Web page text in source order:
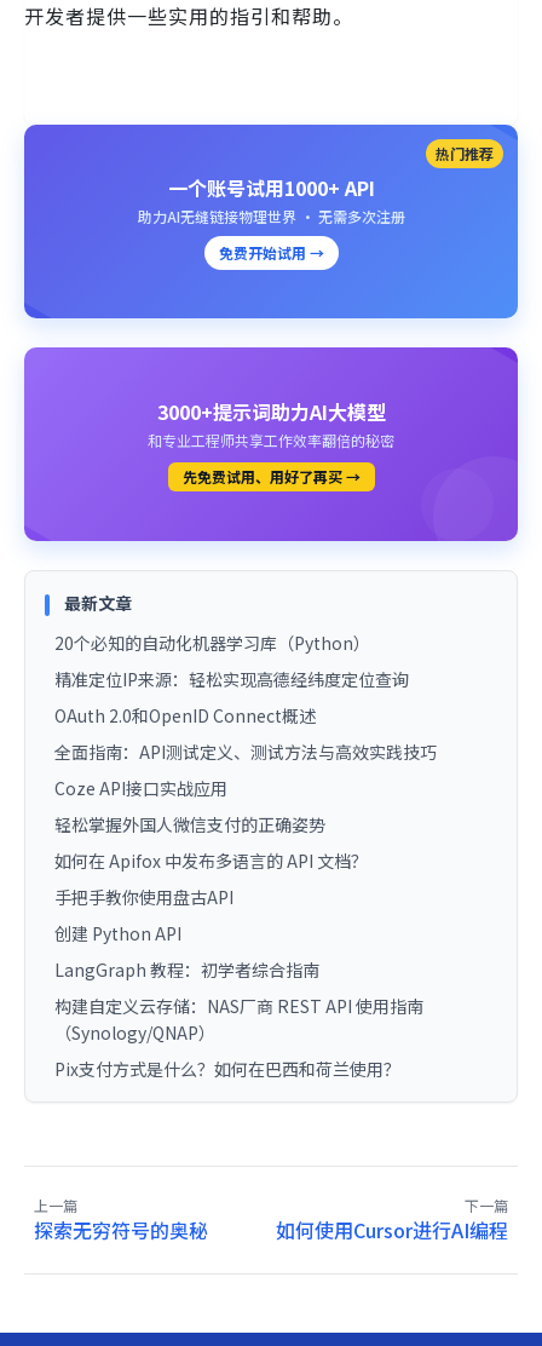
开发者提供一些实用的指引和帮助。
热门推荐
一个账号试用1000+ API
助力AI无缝链接物理世界 · 无需多次注册
免费开始试用 →
3000+提示词助力AI大模型
和专业工程师共享工作效率翻倍的秘密
先免费试用、用好了再买 →
最新文章
20个必知的自动化机器学习库（Python）
精准定位IP来源：轻松实现高德经纬度定位查询
OAuth 2.0和OpenID Connect概述
全面指南：API测试定义、测试方法与高效实践技巧
Coze API接口实战应用
轻松掌握外国人微信支付的正确姿势
如何在 Apifox 中发布多语言的 API 文档？
手把手教你使用盘古API
创建 Python API
LangGraph 教程：初学者综合指南
构建自定义云存储：NAS厂商 REST API 使用指南
（Synology/QNAP）
Pix支付方式是什么？如何在巴西和荷兰使用？
上一篇
探索无穷符号的奥秘
下一篇
如何使用Cursor进行AI编程